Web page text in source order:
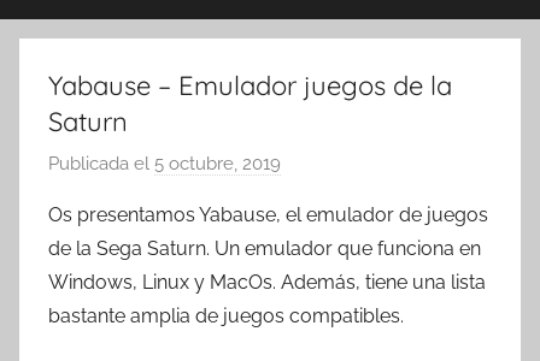
Yabause – Emulador juegos de la
Saturn
Publicada el 5 octubre, 2019
T
r
e
Os presentamos Yabause, el emulador de juegos
de la Sega Saturn. Un emulador que funciona en
Windows, Linux y MacOs. Además, tiene una lista
bastante amplia de juegos compatibles.